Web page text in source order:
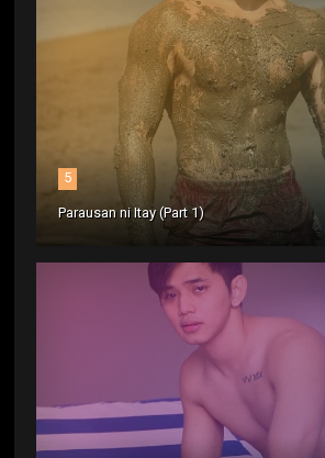
5
Parausan ni Itay (Part 1)